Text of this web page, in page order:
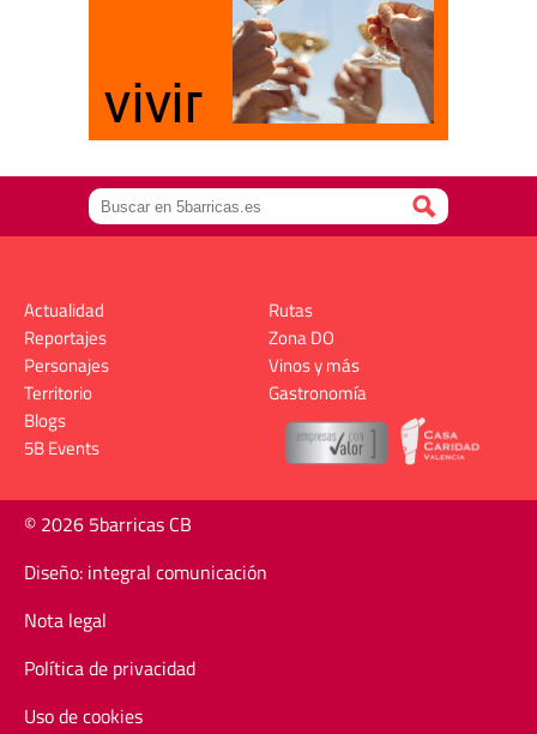
Actualidad
Reportajes
Personajes
Territorio
Rutas
Zona DO
Vinos y más
Gastronomía
Blogs
5B Events
© 2026 5barricas CB
Diseño: integral comunicación
Nota legal
Política de privacidad
Uso de cookies